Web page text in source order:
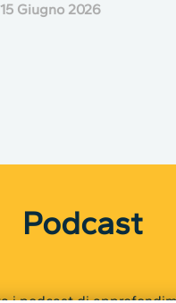
15 Giugno 2026
Podcast